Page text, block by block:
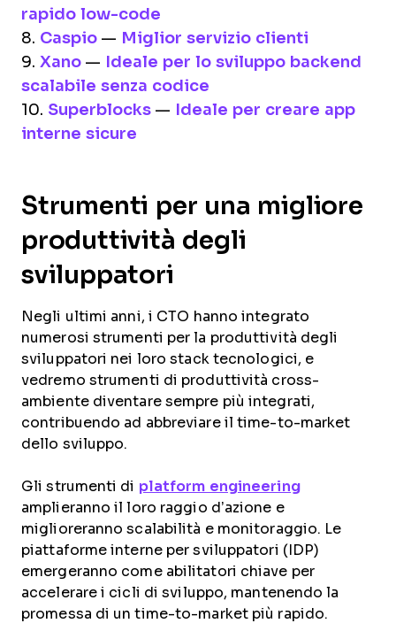
rapido low-code
8. Caspio — Miglior servizio clienti
9. Xano —
Ideale per lo sviluppo backend
scalabile senza codice
10. Superblocks —
Ideale per creare app
interne sicure
Strumenti per una migliore
produttività degli
sviluppatori
Negli ultimi anni, i CTO hanno integrato
numerosi strumenti per la produttività degli
sviluppatori nei loro stack tecnologici, e
vedremo strumenti di produttività cross-
ambiente diventare sempre più integrati,
contribuendo ad abbreviare il time-to-market
dello sviluppo.
Gli strumenti di platform engineering
amplieranno il loro raggio d’azione e
miglioreranno scalabilità e monitoraggio. Le
piattaforme interne per sviluppatori (IDP)
emergeranno come abilitatori chiave per
accelerare i cicli di sviluppo, mantenendo la
promessa di un time-to-market più rapido.